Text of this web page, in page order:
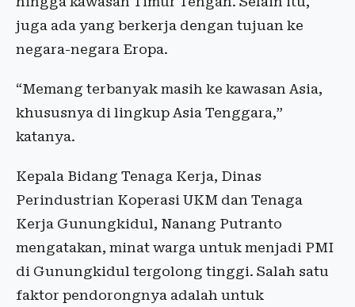
juga ada yang berkerja dengan tujuan ke
negara-negara Eropa.
“Memang terbanyak masih ke kawasan Asia,
khususnya di lingkup Asia Tenggara,”
katanya.
Kepala Bidang Tenaga Kerja, Dinas
Perindustrian Koperasi UKM dan Tenaga
Kerja Gunungkidul, Nanang Putranto
mengatakan, minat warga untuk menjadi PMI
di Gunungkidul tergolong tinggi. Salah satu
faktor pendorongnya adalah untuk